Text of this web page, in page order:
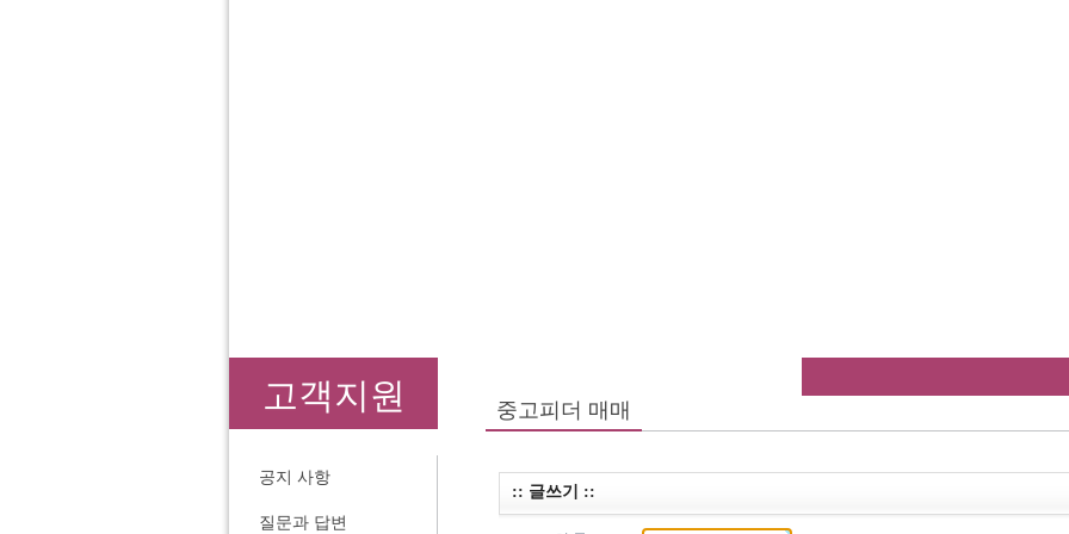
고객지원 중고피더 매매
공지 사항
질문과 답변
:: 글쓰기 ::